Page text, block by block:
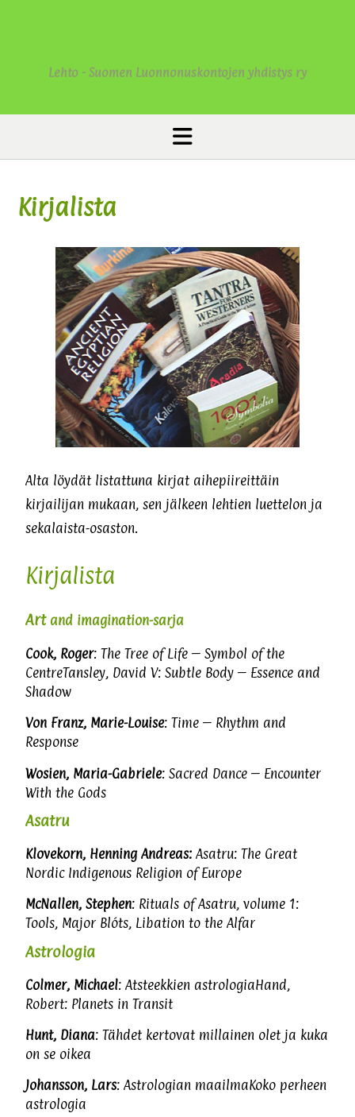
Lehto - Suomen Luonnonuskontojen yhdistys ry
Kirjalista
Alta löydät listattuna kirjat aihepiireittäin
kirjailijan mukaan, sen jälkeen lehtien luettelon ja
sekalaista-osaston.
Kirjalista
Artand imagination-sarja
Cook, Roger: The Tree of Life – Symbol of the
CentreTansley, David V: Subtle Body – Essence and
Shadow
Von Franz, Marie-Louise: Time – Rhythm and
Response
Wosien, Maria-Gabriele: Sacred Dance – Encounter
With the Gods
Asatru
Klovekorn, Henning Andreas: Asatru: The Great
Nordic Indigenous Religion of Europe
McNallen, Stephen: Rituals of Asatru, volume 1:
Tools, Major Blóts, Libation to the Alfar
Astrologia
Colmer, Michael: Atsteekkien astrologiaHand,
Robert: Planets in Transit
Hunt, Diana: Tähdet kertovat millainen olet ja kuka
on se oikea
Johansson, Lars: Astrologian maailmaKoko perheen
astrologia